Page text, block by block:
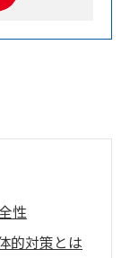
性
的対策とは